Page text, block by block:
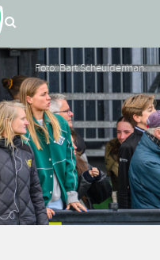
Foto: Bart Scheulderman